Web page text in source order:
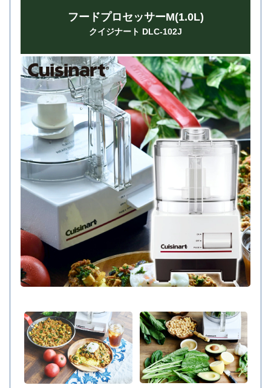
フードプロセッサーM(1.0L)
クイジナート DLC-102J